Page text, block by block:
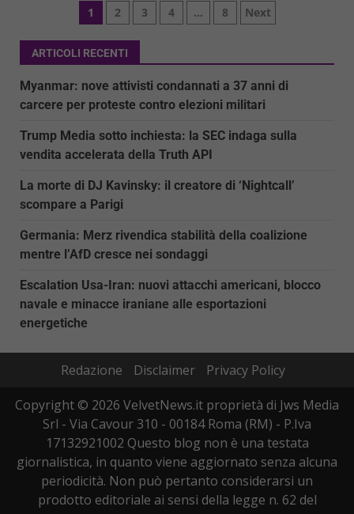
Paginazione
degli
articoli
1 2 3 4 … 8 Next
ARTICOLI RECENTI
Myanmar: nove attivisti condannati a 37 anni di
carcere per proteste contro elezioni militari
Trump Media sotto inchiesta: la SEC indaga sulla
vendita accelerata della Truth API
La morte di DJ Kavinsky: il creatore di ‘Nightcall’
scompare a Parigi
Germania: Merz rivendica stabilità della coalizione
mentre l’AfD cresce nei sondaggi
Escalation Usa-Iran: nuovi attacchi americani, blocco
navale e minacce iraniane alle esportazioni
energetiche
Redazione Disclaimer
Privacy Policy
Copyright © 2026 VelvetNews.it proprietà di Jws Media
Srl - Via Cavour 310 - 00184 Roma (RM) - P.Iva
17132921002 Questo blog non è una testata
giornalistica, in quanto viene aggiornato senza alcuna
periodicità. Non può pertanto considerarsi un
prodotto editoriale ai sensi della legge n. 62 del